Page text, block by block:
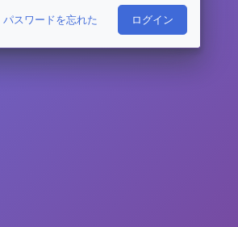
パスワードを忘れた ログイン